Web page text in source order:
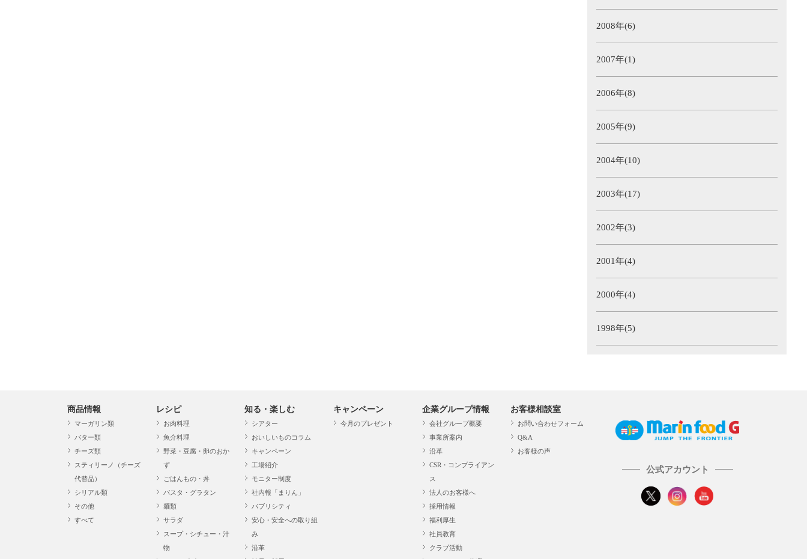
2008年(6)
2007年(1)
2006年(8)
2005年(9)
2004年(10)
2003年(17)
2002年(3)
2001年(4)
2000年(4)
1998年(5)
商品情報
マーガリン類
バター類
チーズ類
スティリーノ（チーズ
代替品）
シリアル類
その他
すべて
レシピ
お肉料理
魚介料理
野菜・豆腐・卵のおか
ず
ごはんもの・丼
パスタ・グラタン
麺類
サラダ
スープ・シチュー・汁
物
知る・楽しむ
シアター
おいしいものコラム
キャンペーン
工場紹介
モニター制度
社内報「まりん」
パブリシティ
安心・安全への取り組
み
沿革
キャンペーン
今月のプレゼント
企業グループ情報
会社グループ概要
事業所案内
沿革
CSR・コンプライアン
ス
法人のお客様へ
採用情報
福利厚生
社員教育
クラブ活動
お客様相談室
お問い合わせフォーム
Q&A
お客様の声
公式アカウント